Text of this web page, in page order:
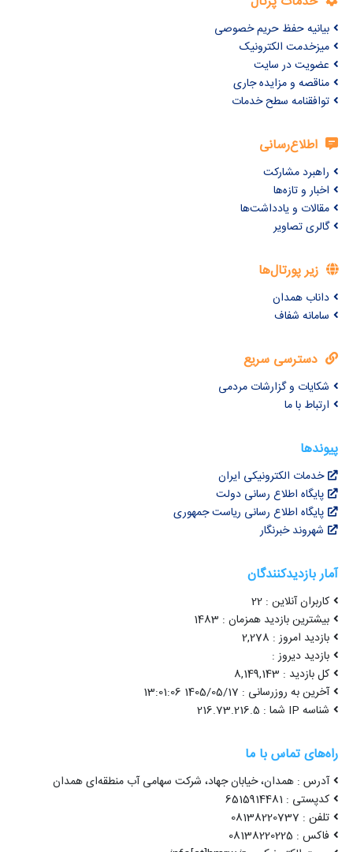
بیانیه حفظ حریم خصوصی
میزخدمت الکترونیک
عضویت در سایت
مناقصه و مزایده جاری
توافقنامه سطح خدمات
اطلاع‌رسانی
راهبرد مشارکت
اخبار و تازه‌ها
مقالات و یادداشت‌ها
گالری تصاویر
زیر پورتال‌ها
داناب همدان
سامانه شفاف
دسترسی سریع
شکایات و گزارشات مردمی
ارتباط با ما
پیوندها
خدمات الکترونیکی ایران
پایگاه اطلاع رسانی دولت
پایگاه اطلاع رسانی ریاست جمهوری
شهروند خبرنگار
آمار بازدیدکنندگان
کاربران آنلاین : 22
بیشترین بازدید همزمان : 1483
بازدید امروز : 2,278
بازدید دیروز :
کل بازدید : 8,149,143
آخرین به روزرسانی : 1405/05/17 13:01:06
شناسه IP شما : 216.73.216.5
راه‌های تماس با ما
آدرس : همدان، خیابان جهاد، شرکت سهامی آب منطقه‌ای همدان
کدپستی : 6515914481
تلفن : 08138220737
فاکس : 08138220225